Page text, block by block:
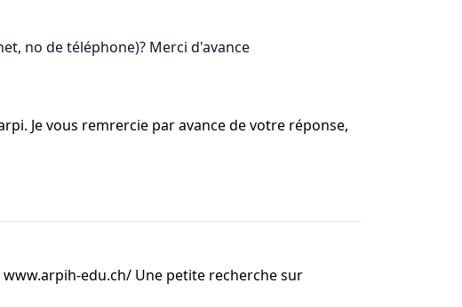
no de téléphone)? Merci d'avance
Je vous remrercie par avance de votre réponse,
www.arpih-edu.ch/ Une petite recherche sur